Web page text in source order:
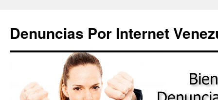
contenido
Denuncias Por Internet